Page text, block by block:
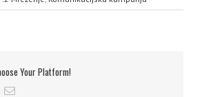
Your Platform!